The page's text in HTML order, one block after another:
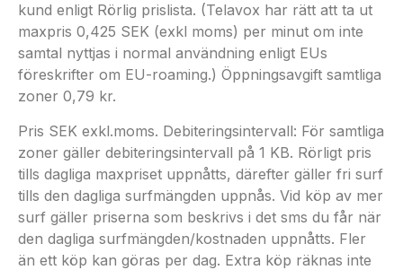
kund enligt Rörlig prislista. (Telavox har rätt att ta ut
maxpris 0,425 SEK (exkl moms) per minut om inte
samtal nyttjas i normal användning enligt EUs
föreskrifter om EU-roaming.) Öppningsavgift samtliga
zoner 0,79 kr.
Pris SEK exkl.moms. Debiteringsintervall: För samtliga
zoner gäller debiteringsintervall på 1 KB. Rörligt pris
tills dagliga maxpriset uppnåtts, därefter gäller fri surf
tills den dagliga surfmängden uppnås. Vid köp av mer
surf gäller priserna som beskrivs i det sms du får när
den dagliga surfmängden/kostnaden uppnåtts. Fler
än ett köp kan göras per dag. Extra köp räknas inte